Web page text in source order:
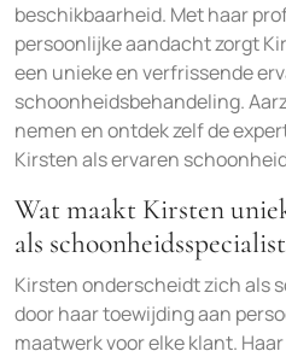
beschikbaarheid. Met haar
persoonlijke aandacht zorgt
een unieke en verfrissende
schoonheidsbehandeling.
nemen en ontdek zelf de
Kirsten als ervaren
Wat maakt Kirsten
als
Kirsten onderscheidt zich als
door haar toewijding aan
maatwerk voor elke klant.